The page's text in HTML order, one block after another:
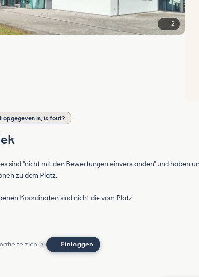
2
opgegeven is, is fout?
sind "nicht mit den Bewertungen einverstanden" und haben
zu dem Platz.
Koordinaten sind nicht die vom Platz.
te zien ? Einloggen